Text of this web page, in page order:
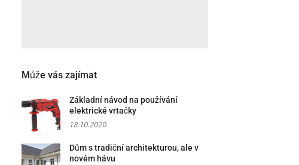
Může vás zajímat
Základní návod na používání
elektrické vrtačky
18.10.2020
Dům s tradiční architekturou, ale v
novém hávu